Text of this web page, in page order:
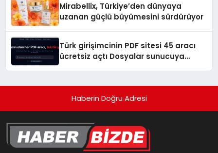
Mirabellix, Türkiye’den dünyaya
uzanan güçlü büyümesini sürdürüyor
Türk girişimcinin PDF sitesi 45 aracı
ücretsiz açtı Dosyalar sunucuya
Haberin Doğru Adresi